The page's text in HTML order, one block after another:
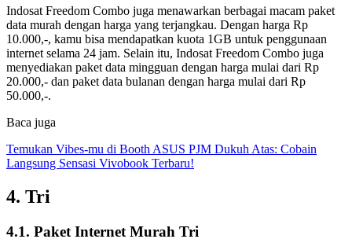
Indosat Freedom Combo juga menawarkan berbagai macam paket
data murah dengan harga yang terjangkau. Dengan harga Rp
10.000,-, kamu bisa mendapatkan kuota 1GB untuk penggunaan
internet selama 24 jam. Selain itu, Indosat Freedom Combo juga
menyediakan paket data mingguan dengan harga mulai dari Rp
20.000,- dan paket data bulanan dengan harga mulai dari Rp
50.000,-.
Baca juga
Temukan Vibes-mu di Booth ASUS PJM Dukuh Atas: Cobain
Langsung Sensasi Vivobook Terbaru!
4. Tri
4.1. Paket Internet Murah Tri